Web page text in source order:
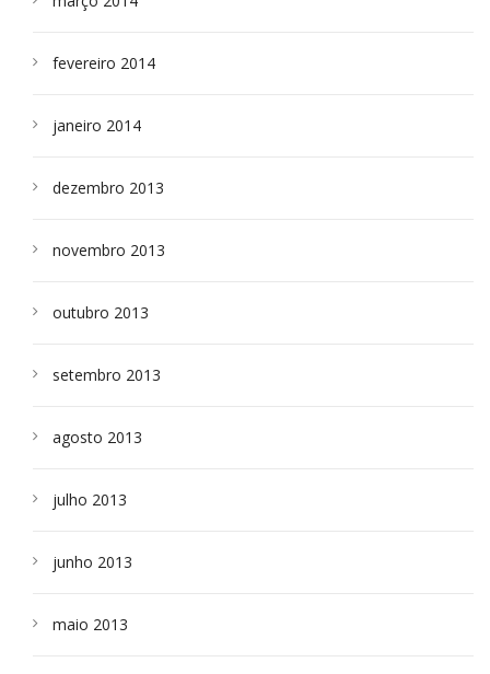
fevereiro 2014
janeiro 2014
dezembro 2013
novembro 2013
outubro 2013
setembro 2013
agosto 2013
julho 2013
junho 2013
maio 2013